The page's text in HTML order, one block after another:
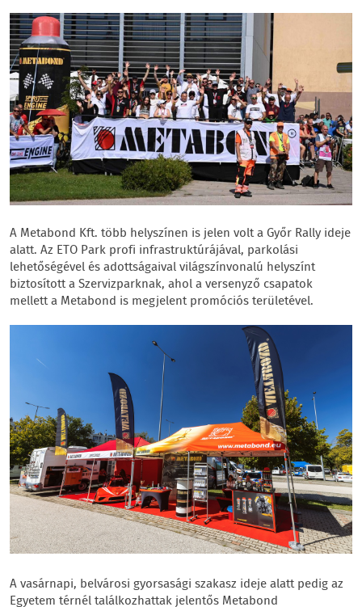
A Metabond Kft. több helyszínen is jelen volt a Győr Rally ideje
alatt. Az ETO Park profi infrastruktúrájával, parkolási
lehetőségével és adottságaival világszínvonalú helyszínt
biztosított a Szervizparknak, ahol a versenyző csapatok
mellett a Metabond is megjelent promóciós területével.
A vasárnapi, belvárosi gyorsasági szakasz ideje alatt pedig az
Egyetem térnél találkozhattak jelentős Metabond